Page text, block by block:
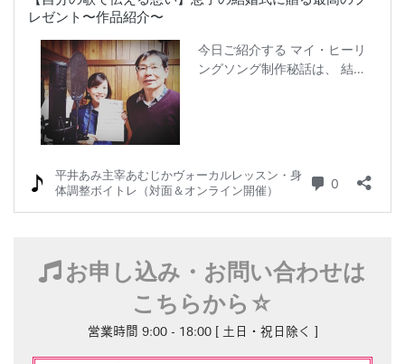
お申し込み・お問い合わせは
こちらから☆
営業時間 9:00 - 18:00 [ 土日・祝日除く ]